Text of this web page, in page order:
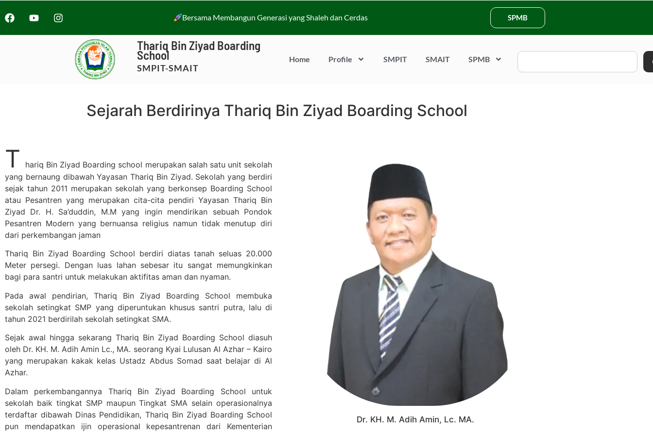
Bersama Membangun Generasi yang Shaleh dan Cerdas SPMB
Thariq Bin Ziyad Boarding
School
SMPIT-SMAIT
Home Profile SMPIT SMAIT SPMB
Sejarah Berdirinya Thariq Bin Ziyad Boarding School
T
hariq Bin Ziyad Boarding school merupakan salah satu unit sekolah
yang bernaung dibawah Yayasan Thariq Bin Ziyad. Sekolah yang berdiri
sejak tahun 2011 merupakan sekolah yang berkonsep Boarding School
atau Pesantren yang merupakan cita-cita pendiri Yayasan Thariq Bin
Ziyad Dr. H. Sa’duddin, M.M yang ingin mendirikan sebuah Pondok
Pesantren Modern yang bernuansa religius namun tidak menutup diri
dari perkembangan jaman
Thariq Bin Ziyad Boarding School berdiri diatas tanah seluas 20.000
Meter persegi. Dengan luas lahan sebesar itu sangat memungkinkan
bagi para santri untuk melakukan aktifitas aman dan nyaman.
Pada awal pendirian, Thariq Bin Ziyad Boarding School membuka
sekolah setingkat SMP yang diperuntukan khusus santri putra, lalu di
tahun 2021 berdirilah sekolah setingkat SMA.
Sejak awal hingga sekarang Thariq Bin Ziyad Boarding School diasuh
oleh Dr. KH. M. Adih Amin Lc., MA. seorang Kyai Lulusan Al Azhar – Kairo
yang merupakan kakak kelas Ustadz Abdus Somad saat belajar di Al
Azhar.
Dalam perkembangannya Thariq Bin Ziyad Boarding School untuk
sekolah baik tingkat SMP maupun Tingkat SMA selain operasionalnya
terdaftar dibawah Dinas Pendidikan, Thariq Bin Ziyad Boarding School
pun mendapatkan ijin operasional kepesantrenan dari Kementerian
Dr. KH. M. Adih Amin, Lc. MA.